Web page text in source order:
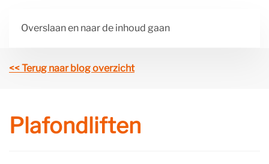
Overslaan en naar de inhoud gaan
<< Terug naar blog overzicht
Plafondliften